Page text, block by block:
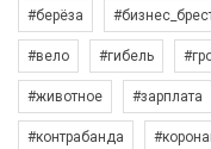
#берёза
#вело #гибель
#животное #зарплата
#контрабанда